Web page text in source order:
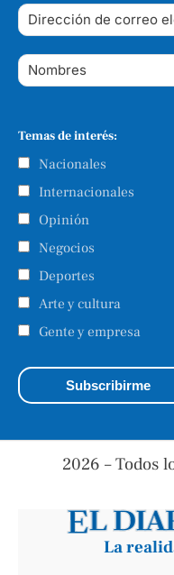
Temas de interés:
Nacionales
Internacionales
Opinión
Negocios
Deportes
Arte y cultura
Gente y empresa
2026 – Todos
La